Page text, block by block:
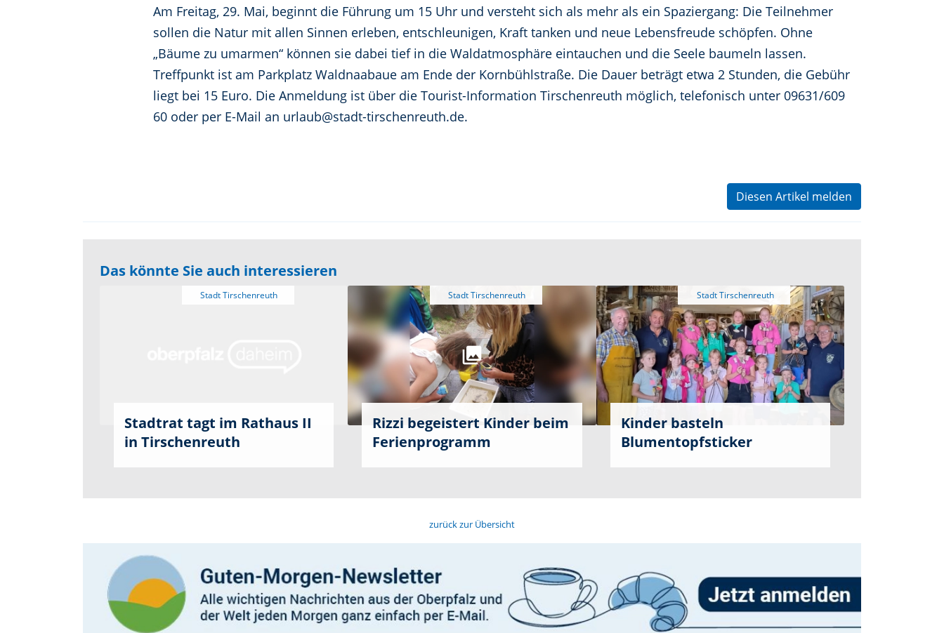
Am Freitag, 29. Mai, beginnt die Führung um 15 Uhr und versteht sich als mehr als ein Spaziergang: Die Teilnehmer
sollen die Natur mit allen Sinnen erleben, entschleunigen, Kraft tanken und neue Lebensfreude schöpfen. Ohne
„Bäume zu umarmen“ können sie dabei tief in die Waldatmosphäre eintauchen und die Seele baumeln lassen.
Treffpunkt ist am Parkplatz Waldnaabaue am Ende der Kornbühlstraße. Die Dauer beträgt etwa 2 Stunden, die Gebühr
liegt bei 15 Euro. Die Anmeldung ist über die Tourist-Information Tirschenreuth möglich, telefonisch unter 09631/609
60 oder per E-Mail an urlaub@stadt-tirschenreuth.de.
Diesen Artikel melden
Das könnte Sie auch interessieren
Stadtrat tagt im Rathaus II
in Tirschenreuth
Rizzi begeistert Kinder beim
Ferienprogramm
Stadt Tirschenreuth
Kinder basteln
Blumentopfsticker
zurück zur Übersicht